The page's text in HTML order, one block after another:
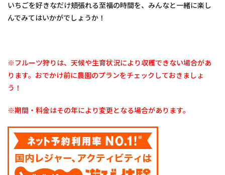
ット
の検
索は
🎵」
じゃ
らん
予約
いちごを好きなだけ頬張れる至福の時間を、みんなと一緒に楽し
んでみてはいかがでしょうか！
※フルーツ狩りは、天候や生育状況により収穫できない場合があ
ります。おでかけ前に農園のプランをチェックしておきましょ
う！
※期間・料金はその年により変更となる場合があります。